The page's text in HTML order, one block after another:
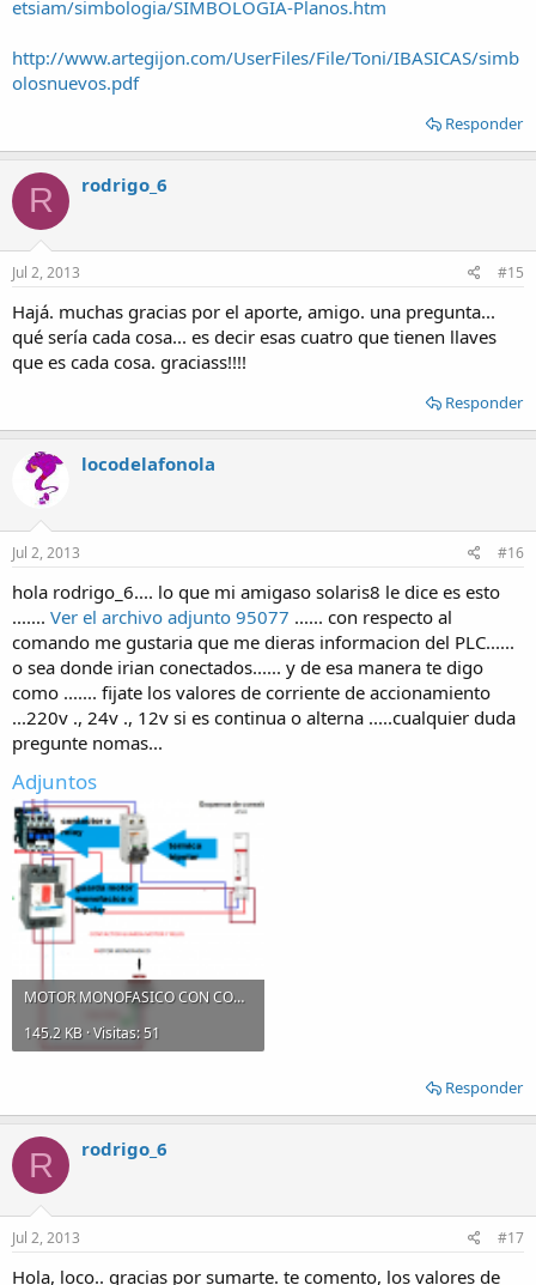
etsiam/simbologia/SIMBOLOGIA-Planos.htm
http://www.artegijon.com/UserFiles/File/Toni/IBASICAS/simb
olosnuevos.pdf
Responder
R rodrigo_6
Jul 2, 2013 #15
Hajá. muchas gracias por el aporte, amigo. una pregunta...
qué sería cada cosa... es decir esas cuatro que tienen llaves
que es cada cosa. graciass!!!!
Responder
locodelafonola
Jul 2, 2013 #16
hola rodrigo_6.... lo que mi amigaso solaris8 le dice es esto
....... Ver el archivo adjunto 95077 ...... con respecto al
comando me gustaria que me dieras informacion del PLC......
o sea donde irian conectados...... y de esa manera te digo
como ....... fijate los valores de corriente de accionamiento
...220v ., 24v ., 12v si es continua o alterna .....cualquier duda
pregunte nomas...
Adjuntos
MOTOR MONOFASICO CON CONTACTOR.png
145.2 KB · Visitas: 51
Responder
R rodrigo_6
Jul 2, 2013 #17
Hola, loco.. gracias por sumarte. te comento, los valores de